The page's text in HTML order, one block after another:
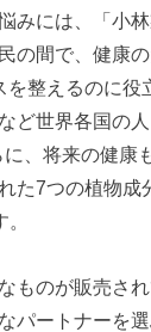
みには、「小
の間で、健康
整えるのに
ど世界各国の
、将来の健康
た7つの植物
ものが販売さ
パートナーを